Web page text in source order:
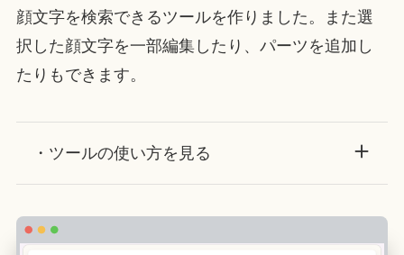
顔文字を検索できるツールを作りました。また選
択した顔文字を一部編集したり、パーツを追加し
たりもできます。
・ツールの使い方を見る